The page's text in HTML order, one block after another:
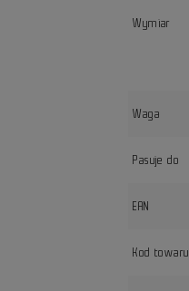
Wymiar
Waga
Pasuje do
EAN
Kod towaru